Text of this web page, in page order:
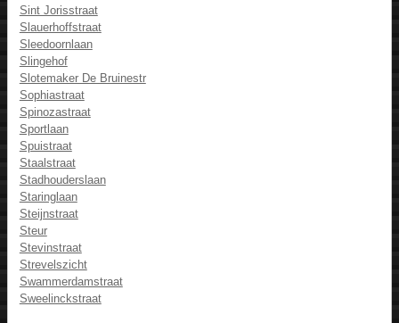
Sint Jorisstraat
Slauerhoffstraat
Sleedoornlaan
Slingehof
Slotemaker De Bruinestr
Sophiastraat
Spinozastraat
Sportlaan
Spuistraat
Staalstraat
Stadhouderslaan
Staringlaan
Steijnstraat
Steur
Stevinstraat
Strevelszicht
Swammerdamstraat
Sweelinckstraat